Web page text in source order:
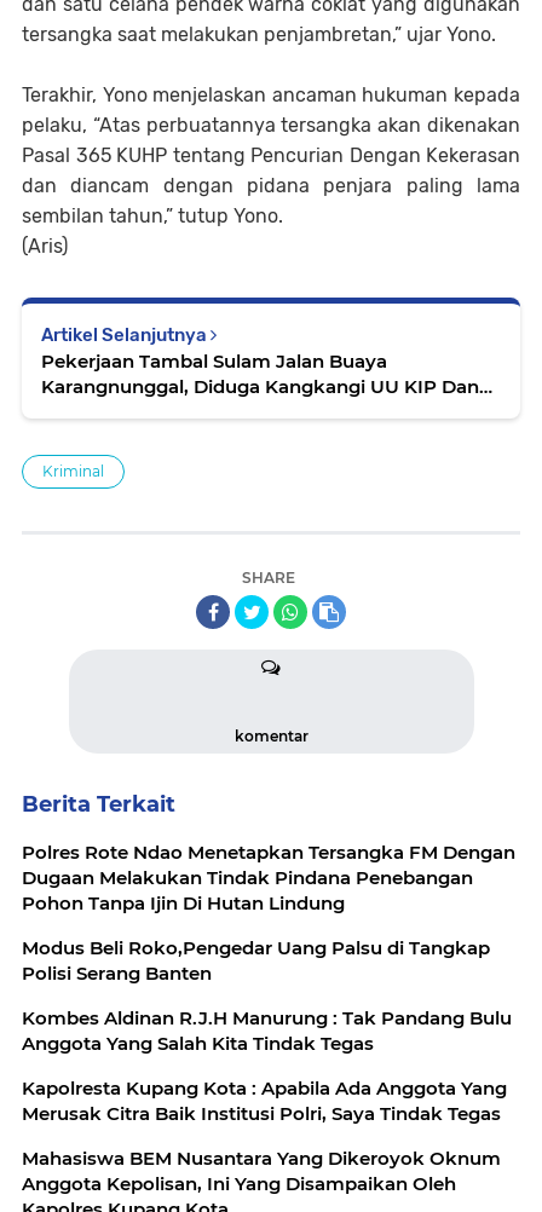
dan satu celana pendek warna coklat yang digunakan
tersangka saat melakukan penjambretan,” ujar Yono.
Terakhir, Yono menjelaskan ancaman hukuman kepada
pelaku, “Atas perbuatannya tersangka akan dikenakan
Pasal 365 KUHP tentang Pencurian Dengan Kekerasan
dan diancam dengan pidana penjara paling lama
sembilan tahun,” tutup Yono.
(Aris)
Artikel Selanjutnya
Pekerjaan Tambal Sulam Jalan Buaya
Karangnunggal, Diduga Kangkangi UU KIP Dan
Kriminal
SHARE
komentar
Berita Terkait
Polres Rote Ndao Menetapkan Tersangka FM Dengan
Dugaan Melakukan Tindak Pindana Penebangan
Pohon Tanpa Ijin Di Hutan Lindung
Modus Beli Roko,Pengedar Uang Palsu di Tangkap
Polisi Serang Banten
Kombes Aldinan R.J.H Manurung : Tak Pandang Bulu
Anggota Yang Salah Kita Tindak Tegas
Kapolresta Kupang Kota : Apabila Ada Anggota Yang
Merusak Citra Baik Institusi Polri, Saya Tindak Tegas
Mahasiswa BEM Nusantara Yang Dikeroyok Oknum
Anggota Kepolisan, Ini Yang Disampaikan Oleh